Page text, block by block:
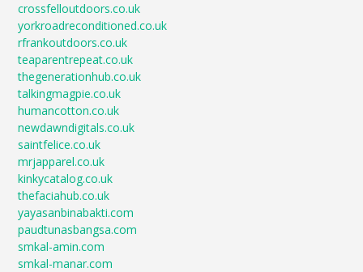
crossfelloutdoors.co.uk
yorkroadreconditioned.co.uk
rfrankoutdoors.co.uk
teaparentrepeat.co.uk
thegenerationhub.co.uk
talkingmagpie.co.uk
humancotton.co.uk
newdawndigitals.co.uk
saintfelice.co.uk
mrjapparel.co.uk
kinkycatalog.co.uk
thefaciahub.co.uk
yayasanbinabakti.com
paudtunasbangsa.com
smkal-amin.com
smkal-manar.com